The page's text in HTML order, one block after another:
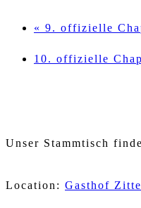
« 9. offizielle
10. offizielle
Unser Stammtisch
Location: Gasthof